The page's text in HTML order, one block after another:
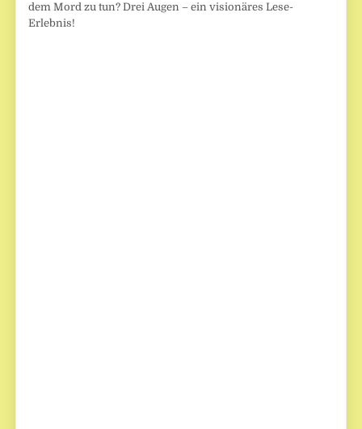
dem Mord zu tun? Drei Augen – ein visionäres Lese-
Erlebnis!